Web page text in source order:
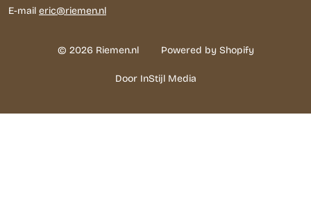
E-mail eric@riemen.nl
© 2026 Riemen.nl Powered by Shopify
Door InStijl Media